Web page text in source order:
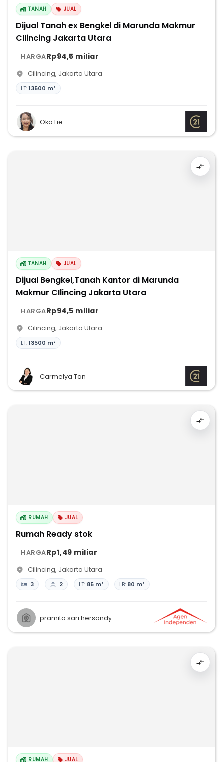
TANAH JUAL
Dijual Tanah ex Bengkel di Marunda Makmur
CIlincing Jakarta Utara
HARGARp94,5 miliar
Cilincing, Jakarta Utara
LT:13500 m²
Oka Lie
TANAH JUAL
Dijual Bengkel,Tanah Kantor di Marunda
Makmur CIlincing Jakarta Utara
HARGARp94,5 miliar
Cilincing, Jakarta Utara
LT:13500 m²
Carmelya Tan
RUMAH JUAL
Rumah Ready stok
HARGARp1,49 miliar
Cilincing, Jakarta Utara
3 2 LT: 85 m² LB: 80 m²
pramita sari hersandy
RUMAH JUAL